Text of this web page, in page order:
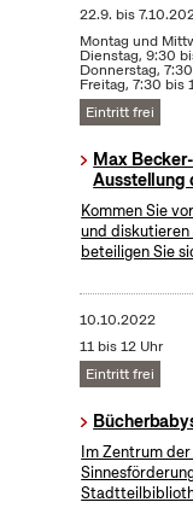
22.9. bis
Montag und
Dienstag, 9:30
Donnerstag,
Freitag, 7:30 bis
Eintritt frei
Max
Ausstellung
Kommen Sie
und diskutieren
beteiligen Sie
10.10.2022
11 bis 12 Uhr
Eintritt frei
Im Zentrum